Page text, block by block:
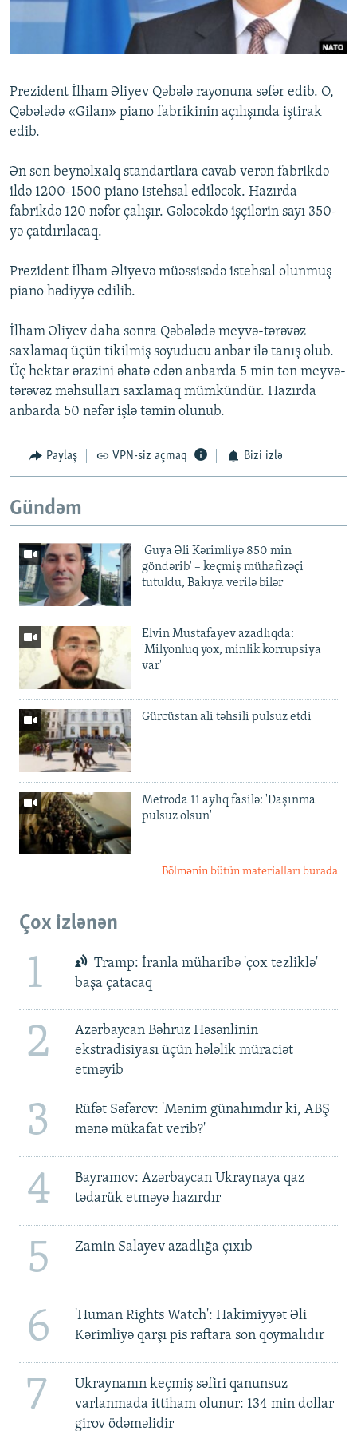
İNFOQRAFIKA
KARIKATURA
AZƏRBAYCAN ƏDƏBIYYATI KITABXANASI
İSLAM VƏ DEMOKRATIYA
MISSIYAMIZ
PEŞƏ ETIKASI VƏ JURNALISTIKA STANDARTLARIMIZ
AZADLIQRADIOSU MOBIL TELEFONUNUZDA
BIZIMLƏ ƏLAQƏ
RFE/RL-in bütün saytları
Prezident İlham Əliyev Qəbələ rayonuna səfər edib. O,
Qəbələdə «Gilan» piano fabrikinin açılışında iştirak
edib.
Ən son beynəlxalq standartlara cavab verən fabrikdə
ildə 1200-1500 piano istehsal ediləcək. Hazırda
fabrikdə 120 nəfər çalışır. Gələcəkdə işçilərin sayı 350-
yə çatdırılacaq.
Prezident İlham Əliyevə müəssisədə istehsal olunmuş
piano hədiyyə edilib.
İlham Əliyev daha sonra Qəbələdə meyvə-tərəvəz
saxlamaq üçün tikilmiş soyuducu anbar ilə tanış olub.
Üç hektar ərazini əhatə edən anbarda 5 min ton meyvə-
tərəvəz məhsulları saxlamaq mümkündür. Hazırda
anbarda 50 nəfər işlə təmin olunub.
Paylaş VPN-siz açmaq Bizi izlə
Gündəm
'Guya Əli Kərimliyə 850 min
göndərib' – keçmiş mühafizəçi
tutuldu, Bakıya verilə bilər
Elvin Mustafayev azadlıqda:
'Milyonluq yox, minlik korrupsiya
var'
Gürcüstan ali təhsili pulsuz etdi
Metroda 11 aylıq fasilə: 'Daşınma
pulsuz olsun'
Bölmənin bütün materialları burada
Çox izlənən
1
Tramp: İranla müharibə 'çox tezliklə'
başa çatacaq
2
Azərbaycan Bəhruz Həsənlinin
ekstradisiyası üçün hələlik müraciət
etməyib
3
Rüfət Səfərov: 'Mənim günahımdır ki, ABŞ
mənə mükafat verib?'
4
Bayramov: Azərbaycan Ukraynaya qaz
tədarük etməyə hazırdır
5 Zamin Salayev azadlığa çıxıb
6
'Human Rights Watch': Hakimiyyət Əli
Kərimliyə qarşı pis rəftara son qoymalıdır
7
Ukraynanın keçmiş səfiri qanunsuz
varlanmada ittiham olunur: 134 min dollar
girov ödəməlidir